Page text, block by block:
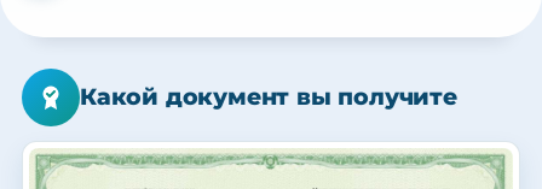
Какой документ вы получите